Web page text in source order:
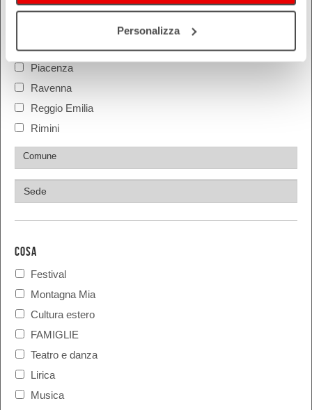
Personalizza
Forlì-Cesena
Parma
Piacenza
Ravenna
Reggio Emilia
Rimini
COSA
Festival
Montagna Mia
Cultura estero
FAMIGLIE
Teatro e danza
Lirica
Musica